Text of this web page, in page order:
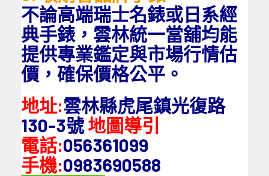
不論高端瑞士名錶或日系經
典手錶，雲林統一當舖均能
提供專業鑑定與市場行情估
價，確保價格公平。
地址:雲林縣虎尾鎮光復路
130-3號地圖導引
電話:056361099
手機:0983690588